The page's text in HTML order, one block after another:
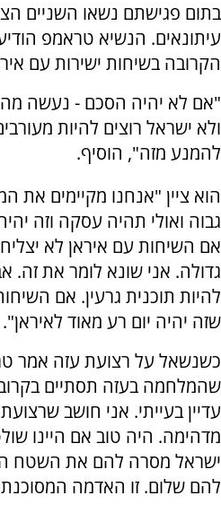
בתום פגישתם נשאו השניים
עיתונאים. הנשיא טראמפ
הקרובה בשיחות ישירות עם
"אם לא יהיה הסכם - נעשה מה
ולא ישראל רוצים להיות
להמנע מזה", הוסיף.
הוא ציין "אנחנו מקיימים את
גבוה ואולי תהיה עסקה וזה
אם השיחות עם איראן לא
גדולה. אני שונא לומר את זה.
להיות תוכנית גרעין. אם
שזה יהיה יום רע מאוד לאיראן".
כשנשאל על רצועת עזה אמר
שהמלחמה בעזה תסתיים
עדיין בעייתי. אני חושב
מדהימה. היה טוב אם היינו
ישראל מסרה להם את השטח
להם שלום. זו האדמה המסוכנת